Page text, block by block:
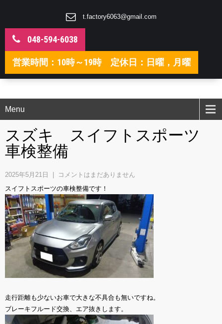
t.factory6063@gmail.com
048-594-6038
営業時間：10時～19時 定休日：日曜，月曜
Menu
スズキ スイフトスポーツ
車検整備
2025年5月21日
コメントはまだありません
スイフトスポーツの車検整備です！
走行距離も少ないお車で大きな不具合も無いですね。
ブレーキフルード交換、エア抜きします。